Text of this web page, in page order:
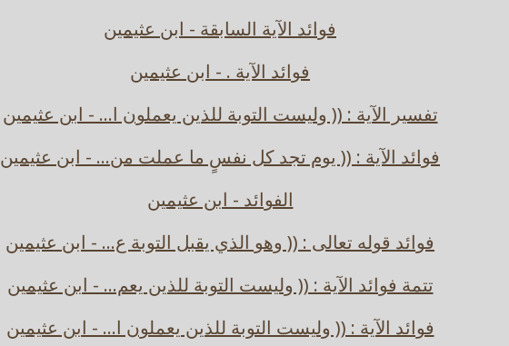
فوائد الآية السابقة - ابن عثيمين
فوائد الآية . - ابن عثيمين
تفسير الآية : (( وليست التوبة للذين يعملون ا... - ابن عثيمين
فوائد الآية : (( يوم تجد كل نفسٍ ما عملت من... - ابن عثيمين
الفوائد - ابن عثيمين
فوائد قوله تعالى : (( وهو الذي يقبل التوبة ع... - ابن عثيمين
تتمة فوائد الآية : (( وليست التوبة للذين يعم... - ابن عثيمين
فوائد الآية : (( وليست التوبة للذين يعملون ا... - ابن عثيمين